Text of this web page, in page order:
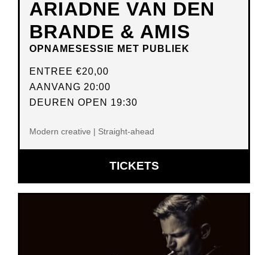
ARIADNE VAN DEN
BRANDE & AMIS
OPNAMESESSIE MET PUBLIEK
ENTREE €20,00
AANVANG 20:00
DEUREN OPEN 19:30
Modern creative | Straight-ahead
TICKETSOPENT
IN
NIEUW
VENSTER